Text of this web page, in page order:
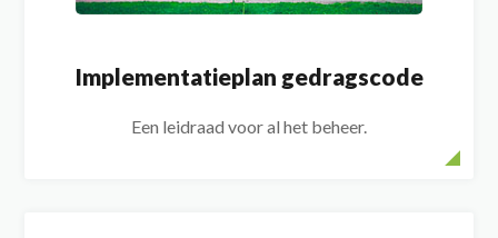
Implementatieplan gedragscode
Een leidraad voor al het beheer.